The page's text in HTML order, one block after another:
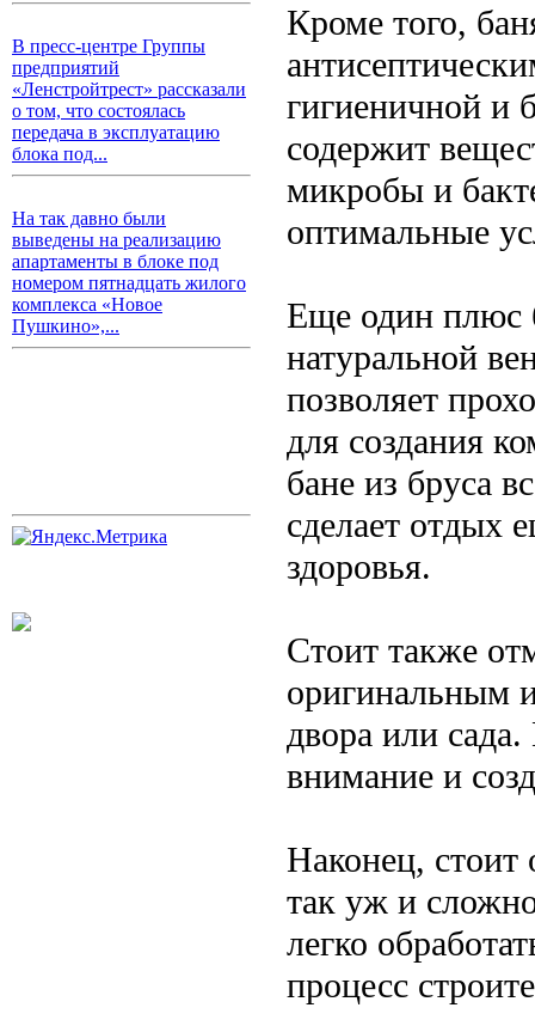
В пресс-центре Группы
предприятий
«Ленстройтрест» рассказали
о том, что состоялась
передача в эксплуатацию
блока под...
На так давно были
выведены на реализацию
апартаменты в блоке под
номером пятнадцать жилого
комплекса «Новое
Пушкино»,...
Кроме того,
гигиеничной и
содержит
микробы и
оптимальные
Еще один плюс
натуральной
позволяет
для создания
бане из бруса
сделает отдых
здоровья.
Стоит также
оригинальным
двора или сада.
внимание и
Наконец, стоит
так уж и
легко
процесс